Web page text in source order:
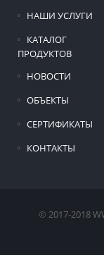
НАШИ УСЛУГИ
КАТАЛОГ
ПРОДУКТОВ
НОВОСТИ
ОБЪЕКТЫ
СЕРТИФИКАТЫ
КОНТАКТЫ
© 2017-2018